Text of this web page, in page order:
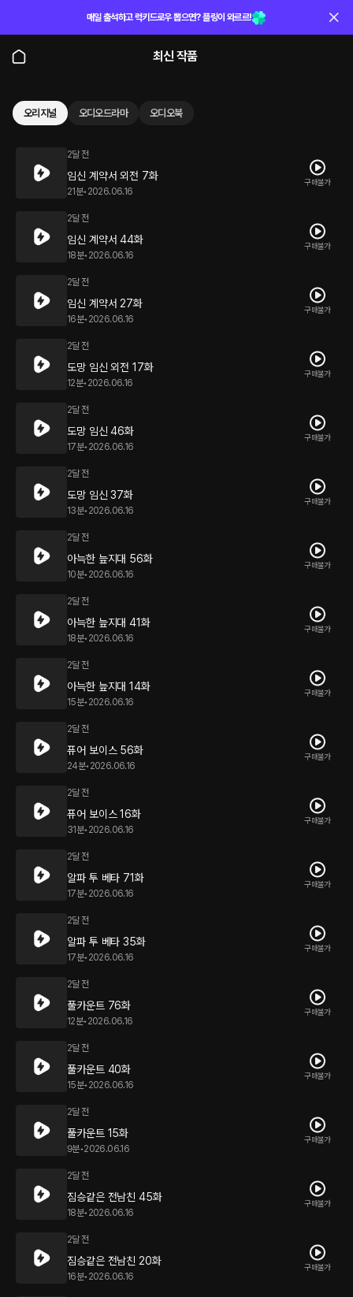
매일 출석하고 럭키드로우 뽑으면? 플링이 와르르!
최신 작품
오리지널 오디오드라마 오디오북
2달 전
임신 계약서 외전 7화
21분• 2026.06.16
구매불가
2달 전
임신 계약서 44화
18분• 2026.06.16
구매불가
2달 전
임신 계약서 27화
16분• 2026.06.16
구매불가
2달 전
도망 임신 외전 17화
12분• 2026.06.16
구매불가
2달 전
도망 임신 46화
17분• 2026.06.16
구매불가
2달 전
도망 임신 37화
13분• 2026.06.16
구매불가
2달 전
아늑한 늪지대 56화
10분• 2026.06.16
구매불가
2달 전
아늑한 늪지대 41화
18분• 2026.06.16
구매불가
2달 전
아늑한 늪지대 14화
15분• 2026.06.16
구매불가
2달 전
퓨어 보이스 56화
24분• 2026.06.16
구매불가
2달 전
퓨어 보이스 16화
31분• 2026.06.16
구매불가
2달 전
알파 투 베타 71화
17분• 2026.06.16
구매불가
2달 전
알파 투 베타 35화
17분• 2026.06.16
구매불가
2달 전
풀카운트 76화
12분• 2026.06.16
구매불가
2달 전
풀카운트 40화
15분• 2026.06.16
구매불가
2달 전
풀카운트 15화
9분•2026.06.16
구매불가
2달 전
짐승같은 전남친 45화
18분• 2026.06.16
구매불가
2달 전
짐승같은 전남친 20화
16분• 2026.06.16
구매불가